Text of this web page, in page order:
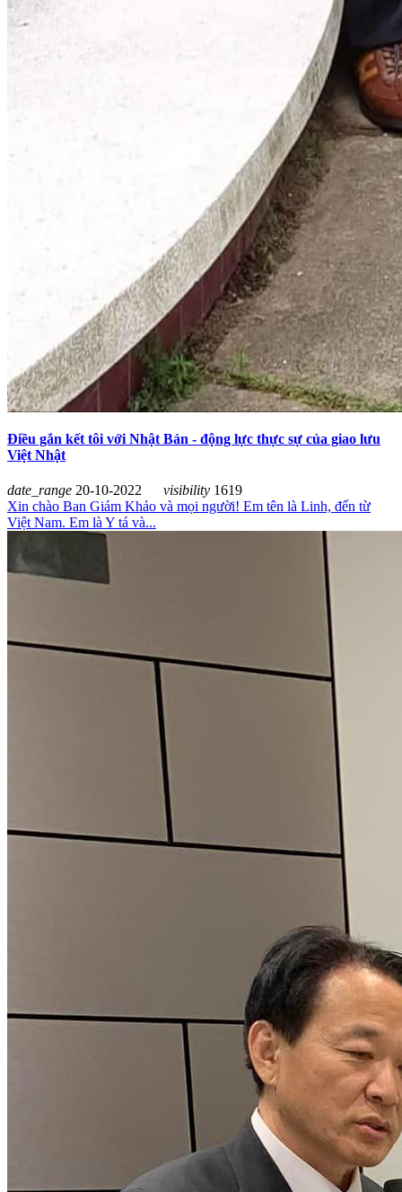
Điều gắn kết tôi với Nhật Bản - động lực thực sự của giao lưu
Việt Nhật
date_range 20-10-2022 visibility 1619
Xin chào Ban Giám Khảo và mọi người! Em tên là Linh, đến từ
Việt Nam. Em là Y tá và...